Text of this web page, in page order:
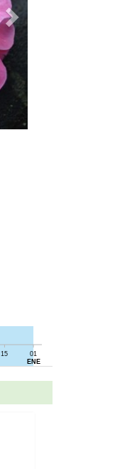
15
01
ENE